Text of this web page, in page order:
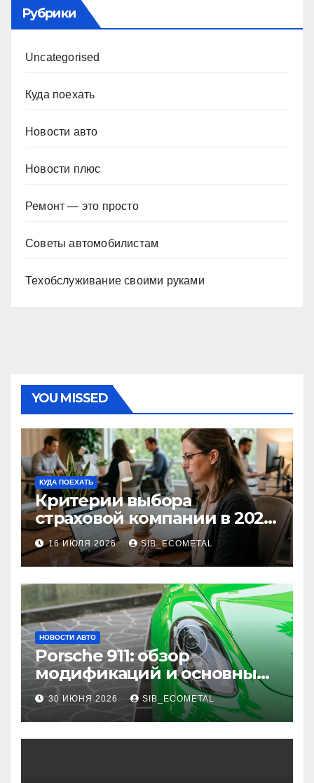
Рубрики
Uncategorised
Куда поехать
Новости авто
Новости плюс
Ремонт — это просто
Советы автомобилистам
Техобслуживание своими руками
YOU MISSED
КУДА ПОЕХАТЬ
Критерии выбора
страховой компании в 2026
году: надежность и
реальные отзывы о
выплатах
16 ИЮЛЯ 2026 SIB_ECOMETAL
НОВОСТИ АВТО
Porsche 911: обзор
модификаций и основные
характеристики
30 ИЮНЯ 2026 SIB_ECOMETAL